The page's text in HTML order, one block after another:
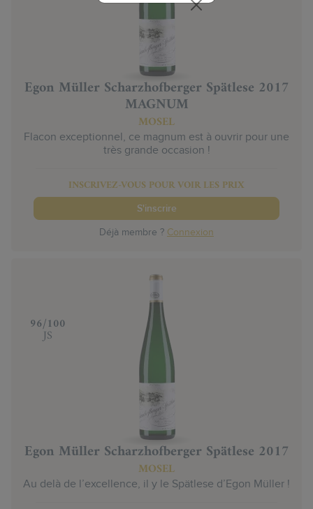
Egon Müller Scharzhofberger Spätlese 2017
MAGNUM
MOSEL
Flacon exceptionnel, ce magnum est à ouvrir pour une
très grande occasion !
INSCRIVEZ-VOUS POUR VOIR LES PRIX
S'inscrire
Déjà membre ? Connexion
‍96/100
JS
Egon Müller Scharzhofberger Spätlese 2017
MOSEL
Au delà de l’excellence, il y le Spätlese d’Egon Müller !